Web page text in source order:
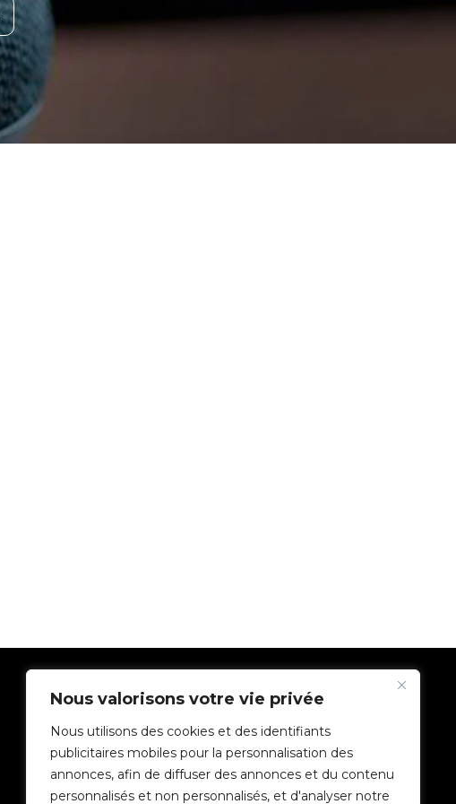
Nous valorisons votre vie privée
Nous utilisons des cookies et des identifiants
publicitaires mobiles pour la personnalisation des
annonces, afin de diffuser des annonces et du contenu
personnalisés et non personnalisés, et d'analyser notre
SOCIÉTÉ
Communauté V2C
e-Chargers